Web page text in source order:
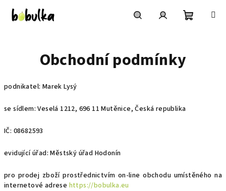
obsah
Obchodní podmínky
podnikatel: Marek Lysý
se sídlem: Veselá 1212, 696 11 Mutěnice, Česká republika
IČ: 08682593
evidující úřad: Městský úřad Hodonín
pro prodej zboží prostřednictvím on-line obchodu umístěného na
internetové adrese https://bobulka.eu